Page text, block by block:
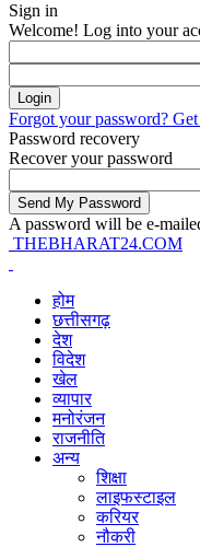
Sign in
Welcome! Log into your
Forgot your password?
Password recovery
Recover your password
A password will be e-
THEBHARAT24.COM
होम
छत्तीसगढ़
देश
विदेश
खेल
व्यापार
मनोरंजन
राजनीति
अन्य
शिक्षा
लाइफस्टाइल
करियर
नौकरी